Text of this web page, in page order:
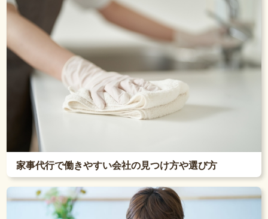
家事代行で働きやすい会社の見つけ方や選び方